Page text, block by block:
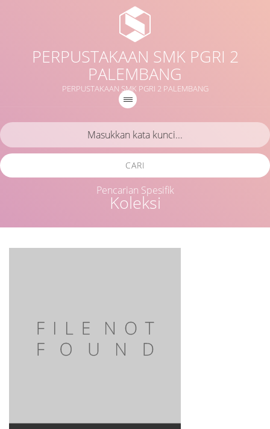
PERPUSTAKAAN SMK PGRI 2
PALEMBANG
PERPUSTAKAAN SMK PGRI 2 PALEMBANG
Koleksi
CARI
Pencarian Spesifik